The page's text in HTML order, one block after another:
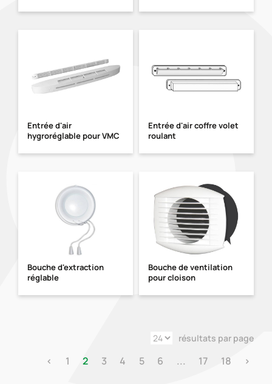
Entrée d'air
hygroréglable pour VMC
Entrée d'air coffre volet
roulant
Bouche d'extraction
réglable
Bouche de ventilation
pour cloison
résultats par page
‹ 1 2 3 4 5 6 ... 17 18 ›